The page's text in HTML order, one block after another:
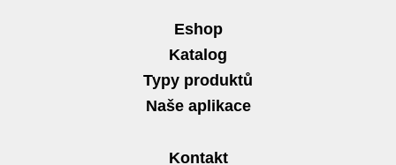
Eshop
Katalog
Typy produktů
Naše aplikace
Kontakt